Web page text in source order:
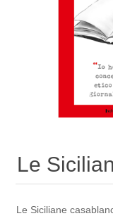
Le
Le Siciliane